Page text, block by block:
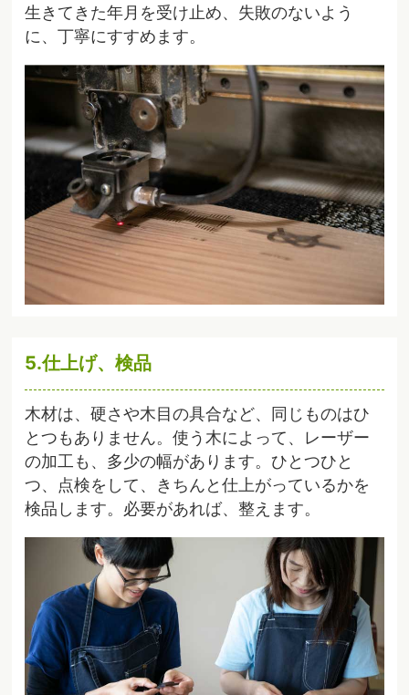
生きてきた年月を受け止め、失敗のないよう
に、丁寧にすすめます。
5.仕上げ、検品
木材は、硬さや木目の具合など、同じものはひ
とつもありません。使う木によって、レーザー
の加工も、多少の幅があります。ひとつひと
つ、点検をして、きちんと仕上がっているかを
検品します。必要があれば、整えます。